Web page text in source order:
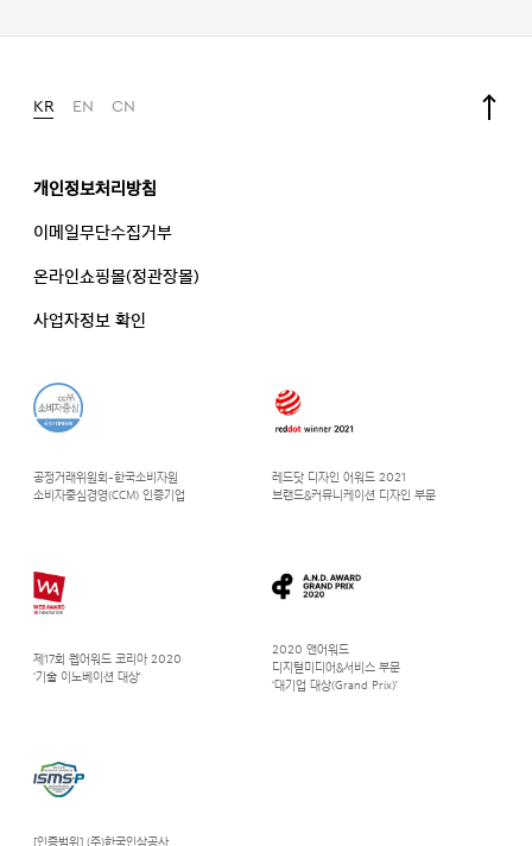
KR EN CN
공정거래위원회-한국소비자원
소비자중심경영(CCM) 인증기업
레드닷 디자인 어워드 2021
브랜드&커뮤니케이션 디자인 부문
제17회 웹어워드 코리아 2020
‘기술 이노베이션 대상’
2020 앤어워드
디지털미디어&서비스 부문
‘대기업 대상(Grand Prix)’
[인증범위] (주)한국인삼공사
개인정보처리방침
이메일무단수집거부
온라인쇼핑몰(정관장몰)
사업자정보 확인